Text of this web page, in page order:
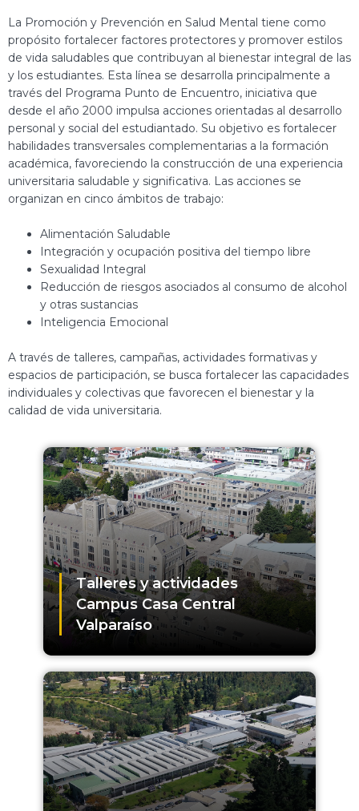
La Promoción y Prevención en Salud Mental tiene como
propósito fortalecer factores protectores y promover estilos
de vida saludables que contribuyan al bienestar integral de las
y los estudiantes. Esta línea se desarrolla principalmente a
través del Programa Punto de Encuentro, iniciativa que
desde el año 2000 impulsa acciones orientadas al desarrollo
personal y social del estudiantado. Su objetivo es fortalecer
habilidades transversales complementarias a la formación
académica, favoreciendo la construcción de una experiencia
universitaria saludable y significativa. Las acciones se
organizan en cinco ámbitos de trabajo:
Alimentación Saludable
Integración y ocupación positiva del tiempo libre
Sexualidad Integral
Reducción de riesgos asociados al consumo de alcohol
y otras sustancias
Inteligencia Emocional
A través de talleres, campañas, actividades formativas y
espacios de participación, se busca fortalecer las capacidades
individuales y colectivas que favorecen el bienestar y la
calidad de vida universitaria.
Talleres y actividades
Campus Casa Central
Valparaíso